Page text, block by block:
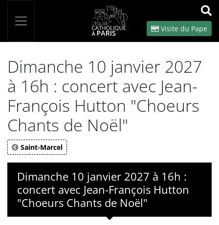
OK
Visite du Pape
Dimanche 10 janvier 2027
à 16h : concert avec Jean-
François Hutton "Choeurs
Chants de Noël"
Saint-Marcel
Dimanche 10 janvier 2027 à 16h :
concert avec Jean-François Hutton
"Choeurs Chants de Noël"
Panneau de gestion des cookies